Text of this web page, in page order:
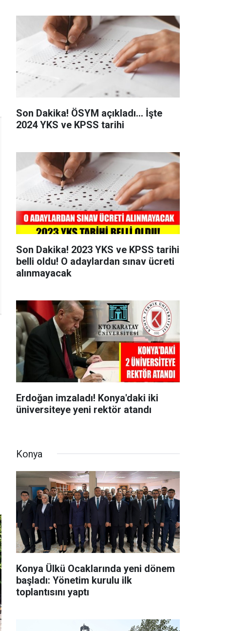
Son Dakika! ÖSYM açıkladı... İşte
2024 YKS ve KPSS tarihi
Son Dakika! 2023 YKS ve KPSS tarihi
belli oldu! O adaylardan sınav ücreti
alınmayacak
Erdoğan imzaladı! Konya'daki iki
üniversiteye yeni rektör atandı
Konya
Konya Ülkü Ocaklarında yeni dönem
başladı: Yönetim kurulu ilk
toplantısını yaptı